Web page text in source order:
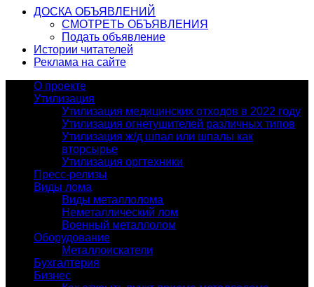
ДОСКА ОБЪЯВЛЕНИЙ
СМОТРЕТЬ ОБЪЯВЛЕНИЯ
Подать объявление
Истории читателей
Реклама на сайте
О проекте
Утилизация
Утилизация медицинских отходов в 2022 году
Утилизация огнетушителей различных типов
Утилизация ж/д шпал или шпалы как
вторсырье
Утилизация оргтехники
Пресс-релизы
Виды лома
Виды металлолома
Неметаллический лом
Военный металлолом
Оборудование
Металлоискатели
Бухгалтерия
Бизнес